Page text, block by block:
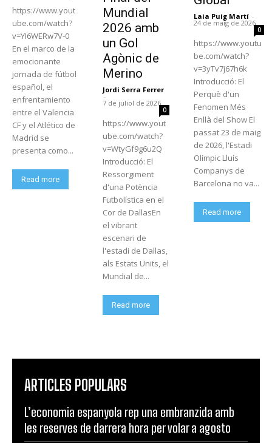
https://www.yout
ube.com/watch?
v=YI6WERw7V-0
En el marco de la
emocionante
jornada de fútbol
español, el
enfrentamiento
entre el Valencia
CF y el Atlético de
Madrid se
presenta como...
Read more
Mundial
2026 amb
un Gol
Agònic de
Merino
Jordi Serra Ferrer
-
7 de juliol de 2026
0
https://www.yout
ube.com/watch?
v=WtyGf9g6u2Q
Introducció: El
Ressorgiment
d'una Potència
Futbolística en el
Cor de DallasEn
el vibrant
escenari de
l'estadi de Dallas,
als Estats Units, el
Mundial de...
Read more
Laia Puig Martí -
24 de maig de 2026
0
https://www.youtu
be.com/watch?
v=3yTv7j67h6k
Introducció: El
Perquè d'un
Fenomen Més
Enllà del Show El
passat 23 de maig
de 2026, l'Estadi
Olímpic Lluís
Companys de
Barcelona no va...
Read more
ARTICLES POPULARS
L’economia espanyola rep una embranzida amb
les reserves de darrera hora per volar a agosto